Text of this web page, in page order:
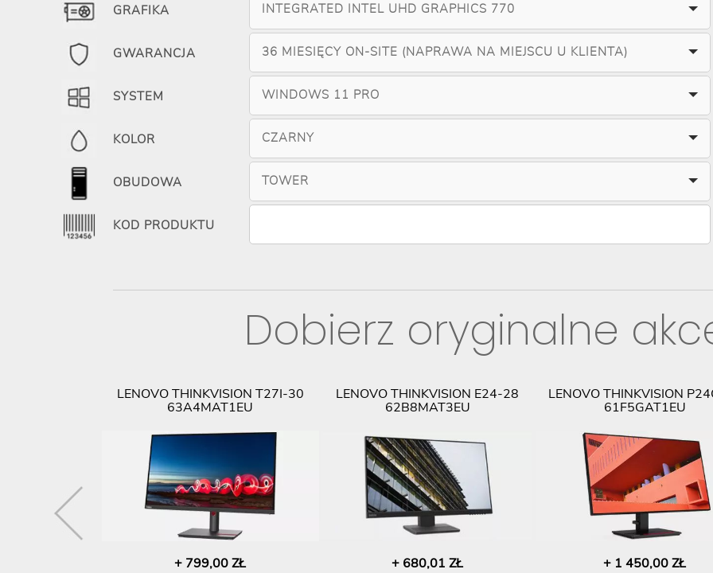
GRAFIKA INTEGRATED INTEL UHD GRAPHICS 770
GWARANCJA 36 MIESIĘCY ON-SITE (NAPRAWA NA MIEJSCU U KLIENTA)
SYSTEM WINDOWS 11 PRO
KOLOR CZARNY
OBUDOWA TOWER
KOD PRODUKTU
Dobierz oryginalne
LENOVO THINKVISION T27I-30
63A4MAT1EU
+ 799,00 ZŁ
LENOVO THINKVISION E24-28
62B8MAT3EU
+ 680,01 ZŁ
LENOVO THINKVISION
61F5GAT1EU
+ 1 450,00 ZŁ